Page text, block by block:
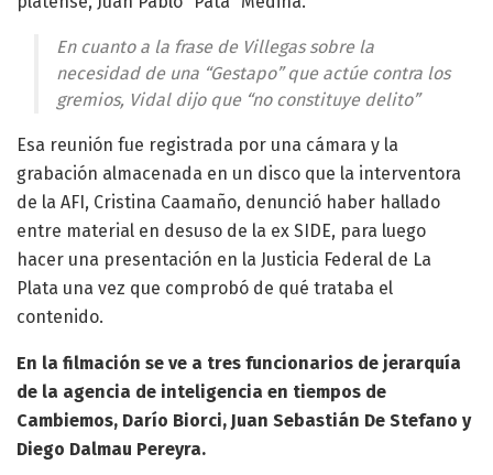
En cuanto a la frase de Villegas sobre la
necesidad de una “Gestapo” que actúe contra los
gremios, Vidal dijo que “no constituye delito”
Esa reunión fue registrada por una cámara y la
grabación almacenada en un disco que la interventora
de la AFI, Cristina Caamaño, denunció haber hallado
entre material en desuso de la ex SIDE, para luego
hacer una presentación en la Justicia Federal de La
Plata una vez que comprobó de qué trataba el
contenido.
En la filmación se ve a tres funcionarios de jerarquía
de la agencia de inteligencia en tiempos de
Cambiemos, Darío Biorci, Juan Sebastián De Stefano y
Diego Dalmau Pereyra.